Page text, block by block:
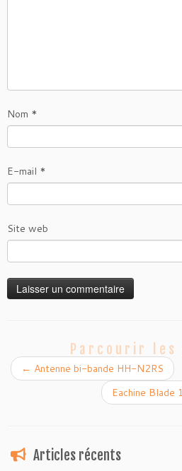
Nom *
E-mail *
Site web
Parcourir
← Antenne bi-bande HH-N2RS
Eachine Blade
Articles récents